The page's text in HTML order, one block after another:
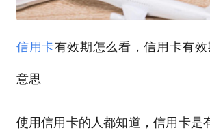
信用卡有效期怎么看，信用卡有效
意思
使用信用卡的人都知道，信用卡是